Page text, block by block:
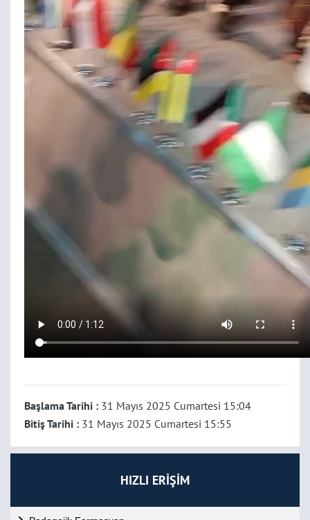
HIZLI ERİŞİM
Başlama Tarihi : 31 Mayıs 2025 Cumartesi 15:04
Bitiş Tarihi : 31 Mayıs 2025 Cumartesi 15:55